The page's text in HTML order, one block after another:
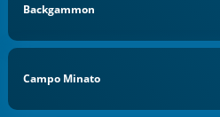
Backgammon
Campo Minato